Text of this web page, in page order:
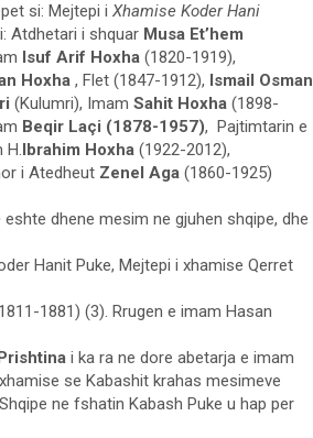
si: Mejtepi i Xhamise Koder Hani
Atdhetari i shquar Musa Et’hem
Isuf Arif Hoxha (1820-1919),
Hoxha , Flet (1847-1912), Ismail Osman
(Kulumri), Imam Sahit Hoxha (1898-
Beqir Laçi (1878-1957), Pajtimtarin e
H.Ibrahim Hoxha (1922-2012),
i Atedheut Zenel Aga (1860-1925)
eshte dhene mesim ne gjuhen shqipe, dhe
Hanit Puke, Mejtepi i xhamise Qerret
1881) (3). Rrugen e imam Hasan
i ka ra ne dore abetarja e imam
se Kabashit krahas mesimeve
ne fshatin Kabash Puke u hap per